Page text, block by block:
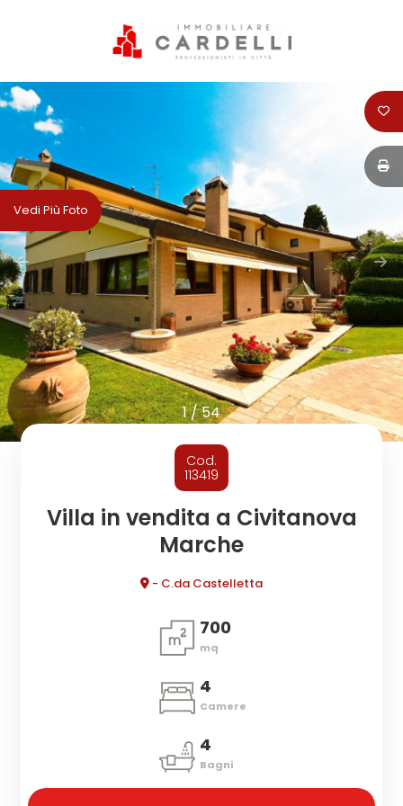
1/54
Vedi Più Foto
Cod.
113419
Villa in vendita a Civitanova
Marche
- C.da Castelletta
700
mq
4
Camere
4
Bagni
PERCHÈ
SCEGLIERE
CARDELLI
IMMOBILIARE
SERVIZI
VENDITA
AFFITTI
CONTATTI
Contratto
Qualsiasi
Vendita
Affitto
Scegli
dove
cercare
Comune